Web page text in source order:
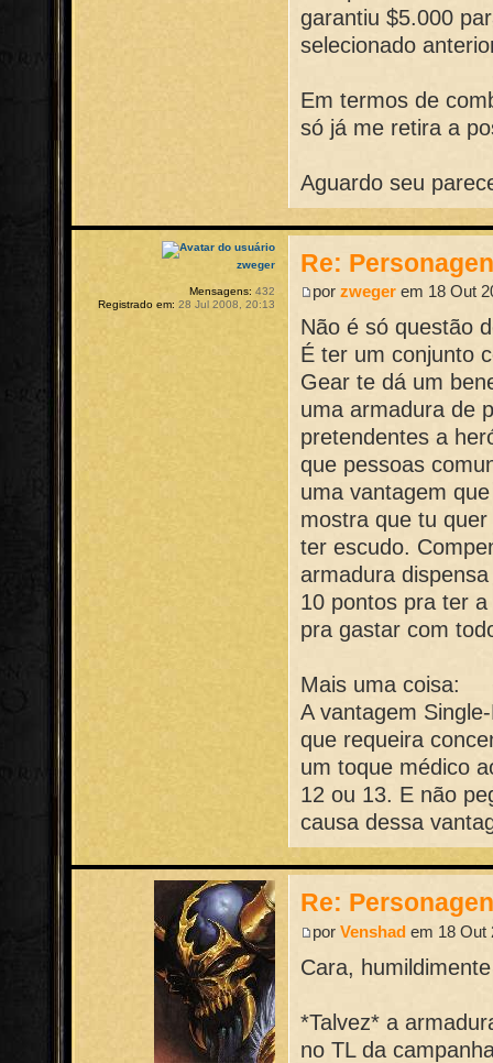
garantiu $5.000
selecionado
Em termos de
só já me retira a
Aguardo seu
Re:
porzweger em 18 Out
Não é só questão
É ter um conjunto
Gear te dá um
uma armadura de
pretendentes a
que pessoas
uma vantagem
mostra que tu
ter escudo.
armadura
10 pontos pra ter
pra gastar com
Mais uma coisa:
A vantagem
que requeira
um toque médico
12 ou 13. E não
causa dessa
zweger
Mensagens: 432
Registrado em: 28 Jul 2008, 20:13
Re:
porVenshad em 18 Out
Cara,
*Talvez* a
no TL da